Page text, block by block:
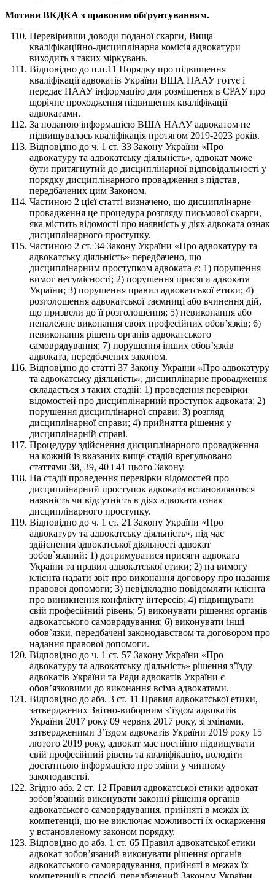
Мотиви ВКДКА з правовим обґрунтуванням.
Перевіривши доводи поданої скарги, Вища
кваліфікаційно-дисциплінарна комісія адвокатури
виходить з таких міркувань.
Відповідно до п.п.11 Порядку про підвищення
кваліфікації адвокатів України ВША НААУ готує і
передає НААУ інформацію для розміщення в ЄРАУ про
щорічне проходження підвищення кваліфікації
адвокатами.
За поданою інформацією ВША НААУ адвокатом не
підвищувалась кваліфікація протягом 2019-2023 років.
Відповідно до ч. 1 ст. 33 Закону України «Про
адвокатуру та адвокатську діяльність», адвокат може
бути притягнутий до дисциплінарної відповідальності у
порядку дисциплінарного провадження з підстав,
передбачених цим Законом.
Частиною 2 цієї статті визначено, що дисциплінарне
провадження це процедура розгляду письмової скарги,
яка містить відомості про наявність у діях адвоката ознак
дисциплінарного проступку.
Частиною 2 ст. 34 Закону України «Про адвокатуру та
адвокатську діяльність» передбачено, що
дисциплінарним проступком адвоката є: 1) порушення
вимог несумісності; 2) порушення присяги адвоката
України; 3) порушення правил адвокатської етики; 4)
розголошення адвокатської таємниці або вчинення дій,
що призвели до її розголошення; 5) невиконання або
неналежне виконання своїх професійних обов’язків; 6)
невиконання рішень органів адвокатського
самоврядування; 7) порушення інших обов’язків
адвоката, передбачених законом.
Відповідно до статті 37 Закону України «Про адвокатуру
та адвокатську діяльність», дисциплінарне провадження
складається з таких стадій: 1) проведення перевірки
відомостей про дисциплінарний проступок адвоката; 2)
порушення дисциплінарної справи; 3) розгляд
дисциплінарної справи; 4) прийняття рішення у
дисциплінарній справі.
Процедуру здійснення дисциплінарного провадження
на кожній із вказаних вище стадій врегульовано
статтями 38, 39, 40 і 41 цього Закону.
На стадії проведення перевірки відомостей про
дисциплінарний проступок адвоката встановляються
наявність чи відсутність в діях адвоката ознак
дисциплінарного проступку.
Відповідно до ч. 1 ст. 21 Закону України «Про
адвокатуру та адвокатську діяльність», під час
здійснення адвокатської діяльності адвокат
зобов`язаний: 1) дотримуватися присяги адвоката
України та правил адвокатської етики; 2) на вимогу
клієнта надати звіт про виконання договору про надання
правової допомоги; 3) невідкладно повідомляти клієнта
про виникнення конфлікту інтересів; 4) підвищувати
свій професійний рівень; 5) виконувати рішення органів
адвокатського самоврядування; 6) виконувати інші
обов`язки, передбачені законодавством та договором про
надання правової допомоги.
Відповідно до ч. 1 ст. 57 Закону України «Про
адвокатуру та адвокатську діяльність» рішення з’їзду
адвокатів України та Ради адвокатів України є
обов’язковими до виконання всіма адвокатами.
Відповідно до абз. 3 ст. 11 Правил адвокатської етики,
затверджених Звітно-виборним з’їздом адвокатів
України 2017 року 09 червня 2017 року, зі змінами,
затвердженими З’їздом адвокатів України 2019 року 15
лютого 2019 року, адвокат має постійно підвищувати
свій професійний рівень та кваліфікацію, володіти
достатньою інформацією про зміни у чинному
законодавстві.
Згідно абз. 2 ст. 12 Правил адвокатської етики адвокат
зобов’язаний виконувати законні рішення органів
адвокатського самоврядування, прийняті в межах їх
компетенції, що не виключає можливості їх оскарження
у встановленому законом порядку.
Відповідно до абз. 1 ст. 65 Правил адвокатської етики
адвокат зобов’язаний виконувати рішення органів
адвокатського самоврядування, прийняті в межах їх
компетенції в спосіб, передбачений Законом України